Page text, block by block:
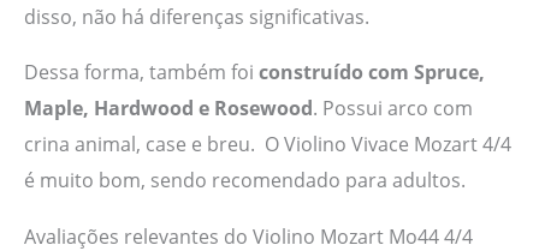
disso, não há diferenças significativas.
Dessa forma, também foi construído com Spruce,
Maple, Hardwood e Rosewood. Possui arco com
crina animal, case e breu. O Violino Vivace Mozart 4/4
é muito bom, sendo recomendado para adultos.
Avaliações relevantes do Violino Mozart Mo44 4/4